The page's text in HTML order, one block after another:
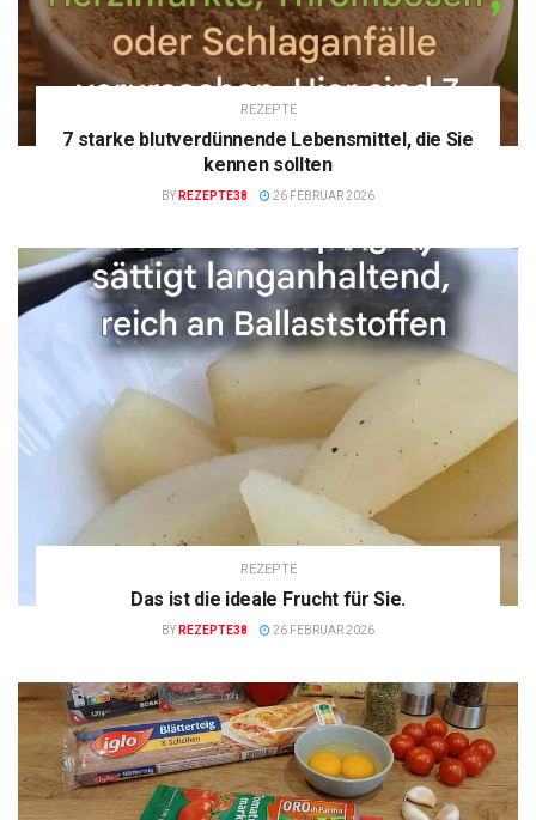
REZEPTE
7 starke blutverdünnende Lebensmittel, die Sie
kennen sollten
BY REZEPTE38 26 FEBRUAR 2026
REZEPTE
Das ist die ideale Frucht für Sie.
BY REZEPTE38 26 FEBRUAR 2026